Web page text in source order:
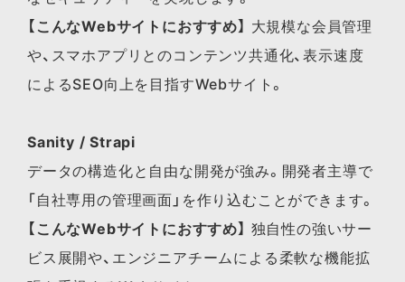
【こんなWebサイトにおすすめ】 大規模な会員管理
や、スマホアプリとのコンテンツ共通化、表示速度
によるSEO向上を目指すWebサイト。
Sanity / Strapi
データの構造化と自由な開発が強み。開発者主導で
「自社専用の管理画面」を作り込むことができます。
【こんなWebサイトにおすすめ】 独自性の強いサー
ビス展開や、エンジニアチームによる柔軟な機能拡